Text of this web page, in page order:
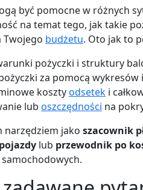
być pomocne w różnych
na temat tego, jak takie
Twojego budżetu. Oto jak to
pożyczki i struktury
za pomocą
kosztyodsetek i
lub oszczędności na
narzędziem jako szacownik
lub przewodnik po